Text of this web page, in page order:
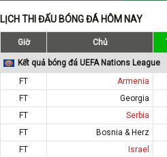
LỊCH THI ĐẤU BÓNG ĐÁ HÔM NAY
Giờ Chủ
Kết quả bóng đá UEFA Nations League
FT
Armenia
FT
Georgia
FT
Serbia
FT
Bosnia & Herz
FT
Israel